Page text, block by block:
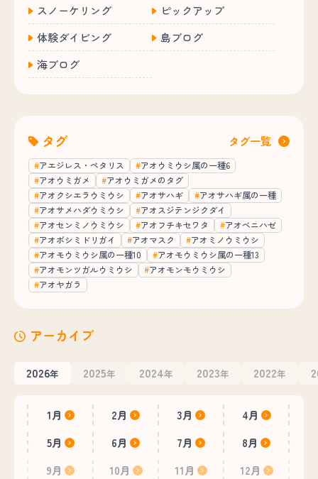
スノーケリング
ピックアップ
体験ダイビング
島ブログ
海ブログ
タグ タグ一覧
アエジレス・ペタリス
アオウミウシ属の一種6
アオウミガメ
アオウミガメのタグ
アオクシエラウミウシ
アオサハギ
アオサハギ属の一種
アオサメハダウミウシ
アオスジテンジクダイ
アオセンミノウミウシ
アオフチキセワタ
アオベニハゼ
アオボシミドリガイ
アオマスク
アオミノウミウシ
アオモウミウシ属の一種10
アオモウミウシ属の一種13
アオモンツガルウミウシ
アオモンモウミウシ
アオヤガラ
アーカイブ
2026年 2025年 2024年 2023年 2022年
1月 2月 3月
4月
5月
6月 7月
8月
9月
10月 11月 12月